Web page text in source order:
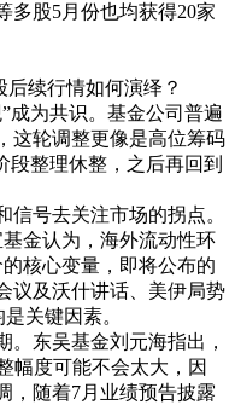
多股5月份也均获得20家
续行情如何演绎？
成为共识。基金公司普遍
这轮调整更像是高位筹码
段整理休整，之后再回到
号去关注市场的拐点。
金认为，海外流动性环
核心变量，即将公布的
议及沃什讲话、美伊局势
关键因素。
。东吴基金刘元海指出，
幅度可能不会太大，因
，随着7月业绩预告披露